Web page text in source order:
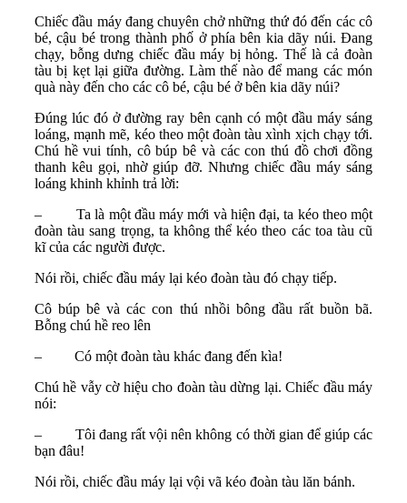
Chiếc đầu máy đang chuyên chở những thứ đó đến các cô
bé, cậu bé trong thành phố ở phía bên kia dãy núi. Đang
chạy, bỗng dưng chiếc đầu máy bị hỏng. Thế là cả đoàn
tàu bị kẹt lại giữa đường. Làm thế nào để mang các món
quà này đến cho các cô bé, cậu bé ở bên kia dãy núi?
Đúng lúc đó ở đường ray bên cạnh có một đầu máy sáng
loáng, mạnh mẽ, kéo theo một đoàn tàu xình xịch chạy tới.
Chú hề vui tính, cô búp bê và các con thú đồ chơi đồng
thanh kêu gọi, nhờ giúp đỡ. Nhưng chiếc đầu máy sáng
loáng khinh khỉnh trả lời:
– Ta là một đầu máy mới và hiện đại, ta kéo theo một
đoàn tàu sang trọng, ta không thể kéo theo các toa tàu cũ
kĩ của các người được.
Nói rồi, chiếc đầu máy lại kéo đoàn tàu đó chạy tiếp.
Cô búp bê và các con thú nhồi bông đầu rất buồn bã.
Bỗng chú hề reo lên
– Có một đoàn tàu khác đang đến kìa!
Chú hề vẫy cờ hiệu cho đoàn tàu dừng lại. Chiếc đầu máy
nói:
– Tôi đang rất vội nên không có thời gian để giúp các
bạn đâu!
Nói rồi, chiếc đầu máy lại vội vã kéo đoàn tàu lăn bánh.